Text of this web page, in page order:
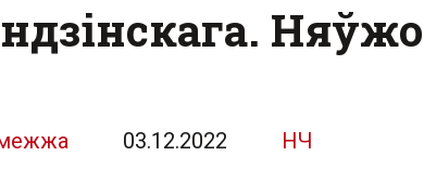
03.12.2022 НЧ